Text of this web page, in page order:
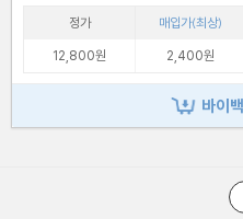
정가 매입가(최상)
12,800원
2,400원
바이